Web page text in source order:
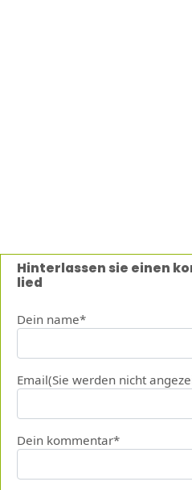
Hinterlassen sie einen
lied
Dein name*
Email(Sie werden nicht
Dein kommentar*